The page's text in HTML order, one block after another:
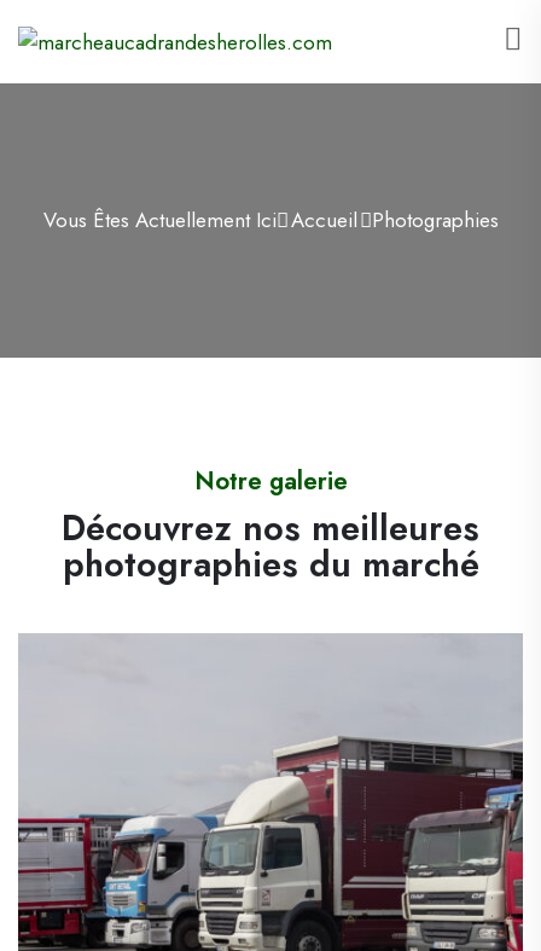
Vous Êtes Actuellement Ici Accueil Photographies
Notre galerie
Découvrez nos meilleures
photographies du marché